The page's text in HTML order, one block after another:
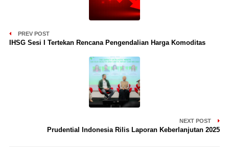
PREV POST
IHSG Sesi I Tertekan Rencana Pengendalian Harga Komoditas
NEXT POST
Prudential Indonesia Rilis Laporan Keberlanjutan 2025